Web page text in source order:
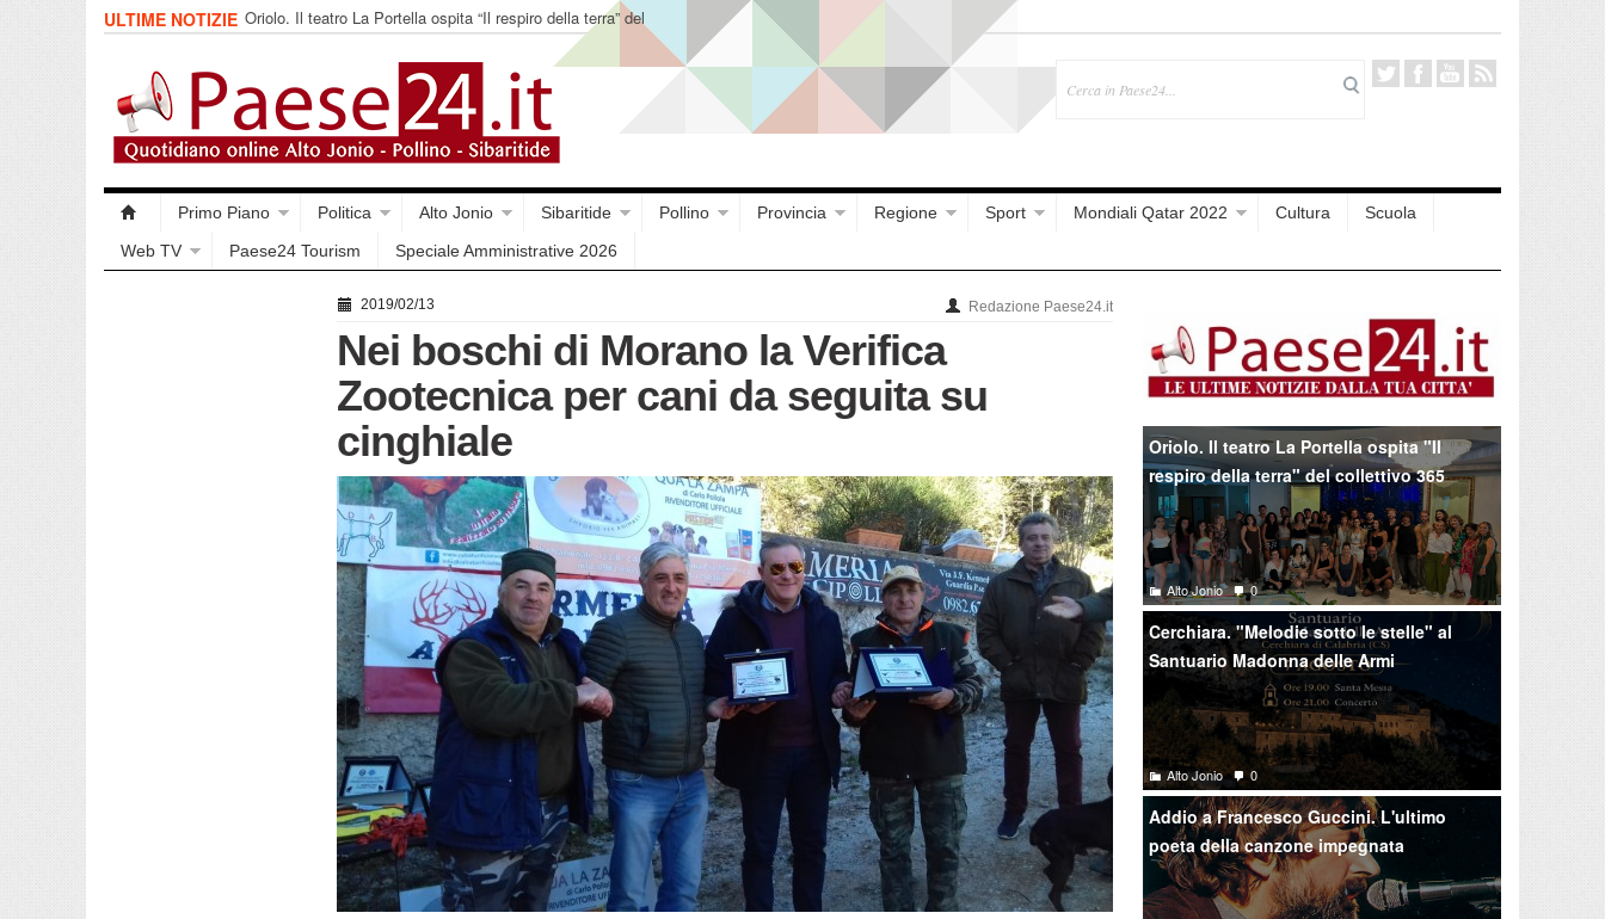
ULTIME NOTIZIE Oriolo. Il teatro La Portella ospita “Il respiro della terra” del
collettivo 365
Primo Piano Politica Alto Jonio Sibaritide Pollino Provincia Regione Sport Mondiali Qatar 2022 Cultura
Scuola
Web TV
Paese24 Tourism Speciale Amministrative 2026
2019/02/13 Redazione Paese24.it
Nei boschi di Morano la Verifica
Zootecnica per cani da seguita su
cinghiale
Oriolo. Il teatro La Portella ospita "Il
respiro della terra" del collettivo 365
Alto Jonio 0
Cerchiara. "Melodie sotto le stelle" al
Santuario Madonna delle Armi
Alto Jonio 0
Addio a Francesco Guccini. L'ultimo
poeta della canzone impegnata